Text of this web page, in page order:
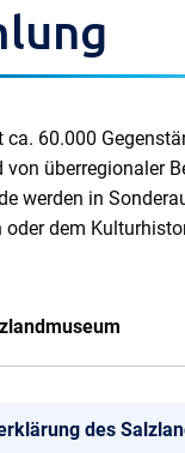
60.000
überregionaler
werden in
dem
des